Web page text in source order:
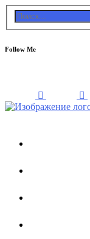
Follow Me